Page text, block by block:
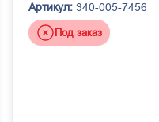
Артикул: 340-005-7456
Под заказ